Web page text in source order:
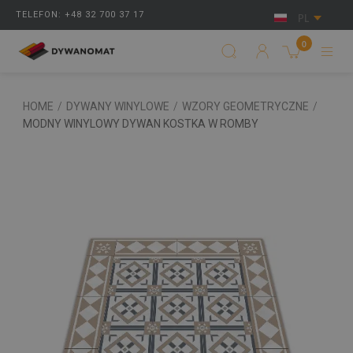
TELEFON: +48 32 700 37 17 PL
0
HOME / DYWANY WINYLOWE / WZORY GEOMETRYCZNE /
MODNY WINYLOWY DYWAN KOSTKA W ROMBY